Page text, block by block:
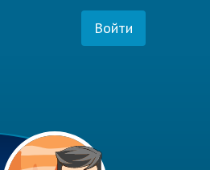
Войти